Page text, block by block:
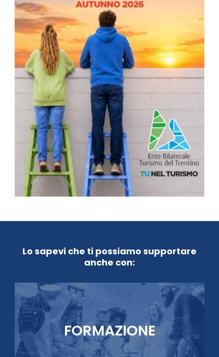
Lo sapevi che ti possiamo supportare
anche con:
FORMAZIONE